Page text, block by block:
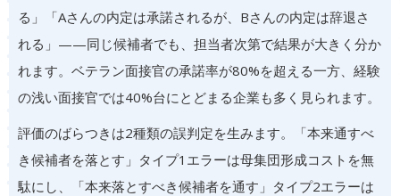
る」「Aさんの内定は承諾されるが、Bさんの内定は辞退さ
れる」——同じ候補者でも、担当者次第で結果が大きく分か
れます。ベテラン面接官の承諾率が80%を超える一方、経験
の浅い面接官では40%台にとどまる企業も多く見られます。
評価のばらつきは2種類の誤判定を生みます。「本来通すべ
き候補者を落とす」タイプ1エラーは母集団形成コストを無
駄にし、「本来落とすべき候補者を通す」タイプ2エラーは